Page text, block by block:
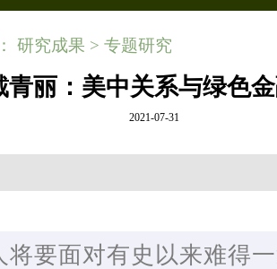
研究成果 > 专题研究
青丽：美中关系与绿色
2021-07-31
将要面对有史以来难得